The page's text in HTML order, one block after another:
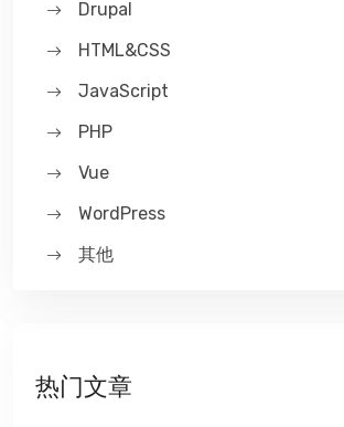
Drupal
HTML&CSS
JavaScript
PHP
Vue
WordPress
其他
热门文章